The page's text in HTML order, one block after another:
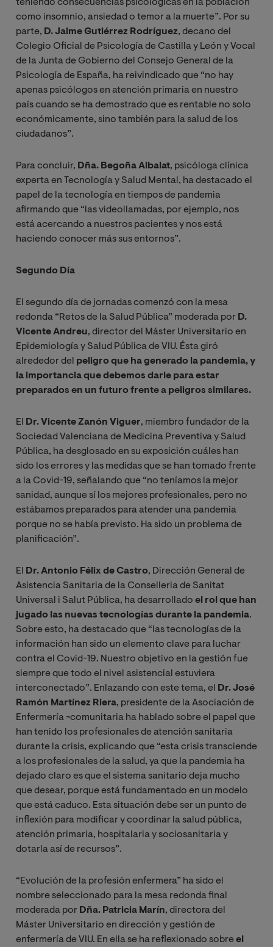
teniendo consecuencias psicológicas en la población
como insomnio, ansiedad o temor a la muerte”. Por su
parte, D. Jaime Gutiérrez Rodríguez, decano del
Colegio Oficial de Psicología de Castilla y León y Vocal
de la Junta de Gobierno del Consejo General de la
Psicología de España, ha reivindicado que “no hay
apenas psicólogos en atención primaria en nuestro
país cuando se ha demostrado que es rentable no solo
económicamente, sino también para la salud de los
ciudadanos”.
Para concluir, Dña. Begoña Albalat, psicóloga clínica
experta en Tecnología y Salud Mental, ha destacado el
papel de la tecnología en tiempos de pandemia
afirmando que “las videollamadas, por ejemplo, nos
está acercando a nuestros pacientes y nos está
haciendo conocer más sus entornos”.
Segundo Día
El segundo día de jornadas comenzó con la mesa
redonda “Retos de la Salud Pública” moderada por D.
Vicente Andreu, director del Máster Universitario en
Epidemiología y Salud Pública de VIU. Ésta giró
alrededor del peligro que ha generado la pandemia, y
la importancia que debemos darle para estar
preparados en un futuro frente a peligros similares.
El Dr. Vicente Zanón Viguer, miembro fundador de la
Sociedad Valenciana de Medicina Preventiva y Salud
Pública, ha desglosado en su exposición cuáles han
sido los errores y las medidas que se han tomado frente
a la Covid-19, señalando que “no teníamos la mejor
sanidad, aunque sí los mejores profesionales, pero no
estábamos preparados para atender una pandemia
porque no se había previsto. Ha sido un problema de
planificación”.
El Dr. Antonio Félix de Castro, Dirección General de
Asistencia Sanitaria de la Conselleria de Sanitat
Universal i Salut Pública, ha desarrollado el rol que han
jugado las nuevas tecnologías durante la pandemia.
Sobre esto, ha destacado que “las tecnologías de la
información han sido un elemento clave para luchar
contra el Covid-19. Nuestro objetivo en la gestión fue
siempre que todo el nivel asistencial estuviera
interconectado”. Enlazando con este tema, el
Dr. José
Ramón Martínez Riera, presidente de la Asociación de
Enfermería ¬comunitaria ha hablado sobre el papel que
han tenido los profesionales de atención sanitaria
durante la crisis, explicando que “esta crisis transciende
a los profesionales de la salud, ya que la pandemia ha
dejado claro es que el sistema sanitario deja mucho
que desear, porque está fundamentado en un modelo
que está caduco. Esta situación debe ser un punto de
inflexión para modificar y coordinar la salud pública,
atención primaria, hospitalaria y sociosanitaria y
dotarla así de recursos”.
“Evolución de la profesión enfermera” ha sido el
nombre seleccionado para la mesa redonda final
moderada por Dña. Patricia Marín, directora del
Máster Universitario en dirección y gestión de
enfermería de VIU. En ella se ha reflexionado sobreel